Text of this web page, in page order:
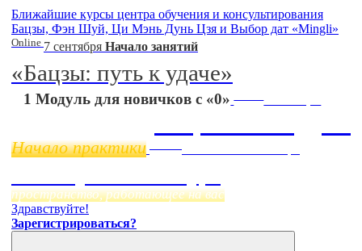
Ближайшие курсы центра обучения и консультирования
Бацзы, Фэн Шуй, Ци Мэнь Дунь Цзя и Выбор дат «Mingli»
Online 7 сентября Начало занятий
«Бацзы: путь к удаче»
1 Модуль для новичков с «0» 11 ноября
Начало практики
пространство, работающее на вас
Здравствуйте!
Зарегистрироваться?